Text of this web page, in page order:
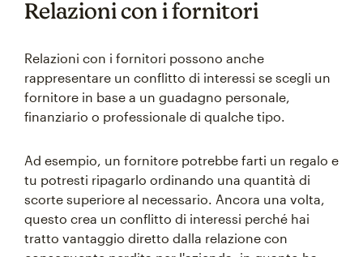
Relazioni con i fornitori
Relazioni con i fornitori possono anche
rappresentare un conflitto di interessi se scegli un
fornitore in base a un guadagno personale,
finanziario o professionale di qualche tipo.
Ad esempio, un fornitore potrebbe farti un regalo e
tu potresti ripagarlo ordinando una quantità di
scorte superiore al necessario. Ancora una volta,
questo crea un conflitto di interessi perché hai
tratto vantaggio diretto dalla relazione con